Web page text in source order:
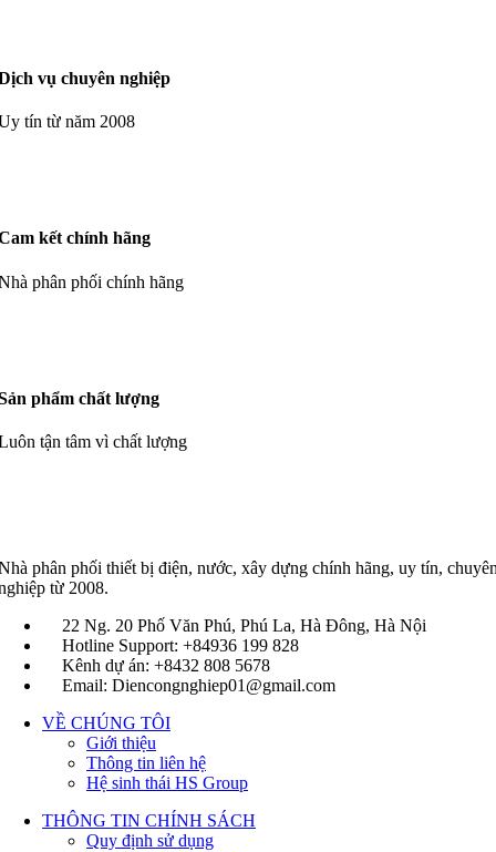
vụ chuyên nghiệp
tín từ năm 2008
kết chính hãng
phân phối chính hãng
phẩm chất lượng
tận tâm vì chất lượng
phân phối thiết bị điện, nước, xây dựng chính hãng, uy tín,
từ 2008.
22 Ng. 20 Phố Văn Phú, Phú La, Hà Đông, Hà Nội
Hotline Support: +84936 199 828
Kênh dự án: +8432 808 5678
Email: Diencongnghiep01@gmail.com
VỀ CHÚNG TÔI
Giới thiệu
Thông tin liên hệ
Hệ sinh thái HS Group
THÔNG TIN CHÍNH SÁCH
Quy định sử dụng